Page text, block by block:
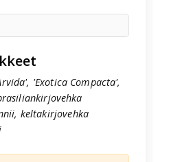
'Exotica Compacta',
keltakirjovehka